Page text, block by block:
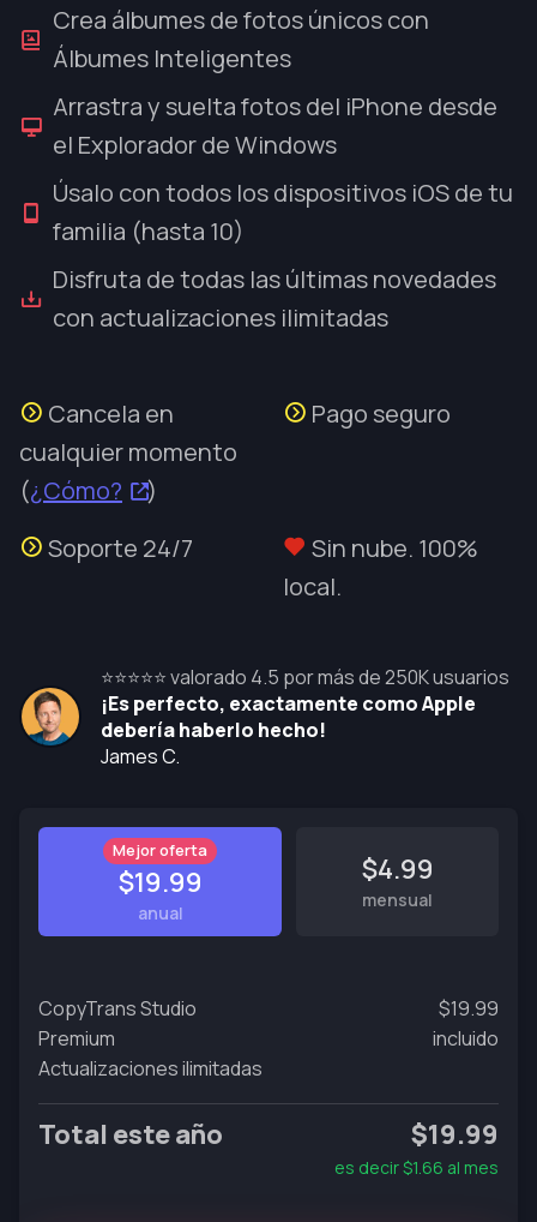
Crea álbumes de fotos únicos con
Álbumes Inteligentes
Arrastra y suelta fotos del iPhone desde
el Explorador de Windows
Úsalo con todos los dispositivos iOS de tu
familia (hasta 10)
Disfruta de todas las últimas novedades
con actualizaciones ilimitadas
Cancela en
cualquier momento
(¿Cómo? )
Pago seguro
Soporte 24/7
Sin nube. 100%
local.
⭐⭐⭐⭐⭐ valorado 4.5 por más de 250K usuarios
¡Es perfecto, exactamente como Apple
debería haberlo hecho!
James C.
Mejor oferta
$19.99
anual
$4.99
mensual
CopyTrans Studio
Premium
Actualizaciones ilimitadas
$19.99
incluido
Total este año $19.99
es decir$1.66 al mes